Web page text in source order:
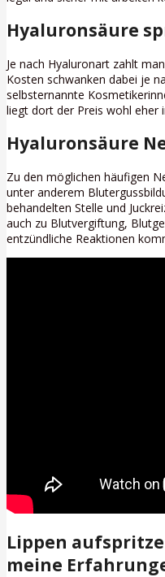
Hyaluronsäure
Je nach Hyaluronart zahlt
Kosten schwanken dabei je
selbsternannte
liegt dort der Preis wohl eher
Hyaluronsäure
Zu den möglichen häufigen
unter anderem
behandelten Stelle und
auch zu Blutvergiftung,
entzündliche Reaktionen
Lippen
meine